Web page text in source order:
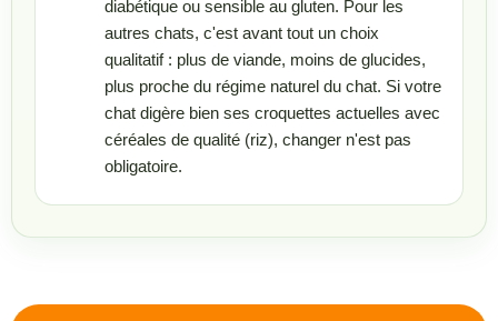
diabétique ou sensible au gluten. Pour les
autres chats, c'est avant tout un choix
qualitatif : plus de viande, moins de glucides,
plus proche du régime naturel du chat. Si votre
chat digère bien ses croquettes actuelles avec
céréales de qualité (riz), changer n'est pas
obligatoire.